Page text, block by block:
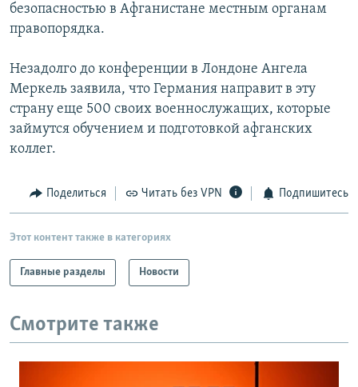
Все сайты РСЕ/РС
безопасностью в Афганистане местным органам
правопорядка.
Незадолго до конференции в Лондоне Ангела
Меркель заявила, что Германия направит в эту
страну еще 500 своих военнослужащих, которые
займутся обучением и подготовкой афганских
коллег.
Поделиться Читать без VPN Подпишитесь
Этот контент также в категориях
Главные разделы Новости
Смотрите также